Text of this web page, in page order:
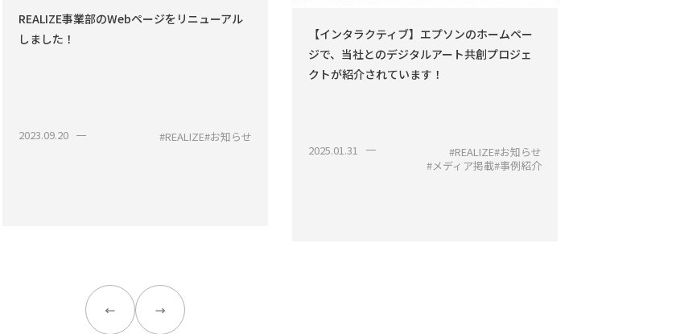
REALIZE事業部のWebページをリニューアル
しました！
2023.09.20 #REALIZE#お知らせ
【インタラクティブ】エプソンのホームペー
ジで、当社とのデジタルアート共創プロジェ
クトが紹介されています！
2025.01.31 #REALIZE#お知らせ
#メディア掲載#事例紹介